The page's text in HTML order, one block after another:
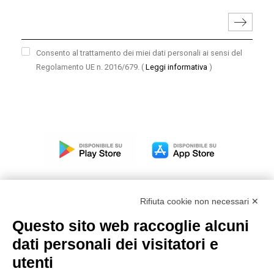
Consento al trattamento dei miei dati personali ai sensi del
Regolamento UE n. 2016/679. ( Leggi informativa )
Modello organizzativo, gestione e controllo – D. lgs.
231/2001
Rifiuta cookie non necessari ✕
Questo sito web raccoglie alcuni
dati personali dei visitatori e
utenti